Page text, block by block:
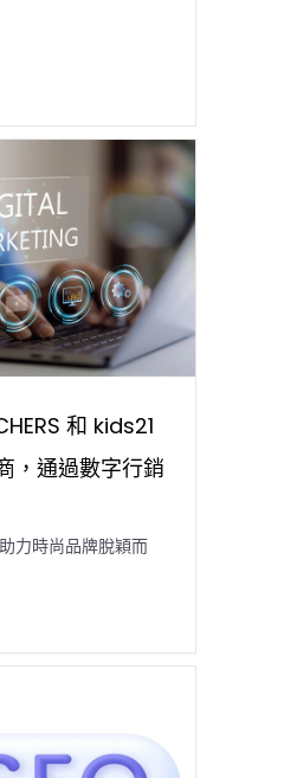
和 kids21
，通過數字行銷
力時尚品牌脫穎而